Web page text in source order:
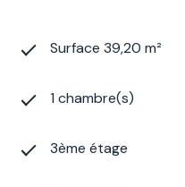
Surface 39,20 m²
1 chambre(s)
3ème étage